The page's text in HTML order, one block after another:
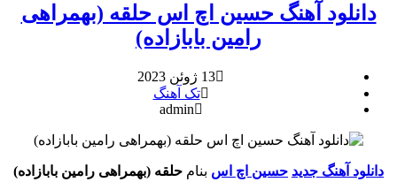
دانلود آهنگ حسین اچ اس حلقه (بهمراهی
رامین بابازاده)
13 ژوئن 2023
تک آهنگ
admin
دانلود آهنگ جدید حسین اچ اس بنام حلقه (بهمراهی رامین بابازاده)